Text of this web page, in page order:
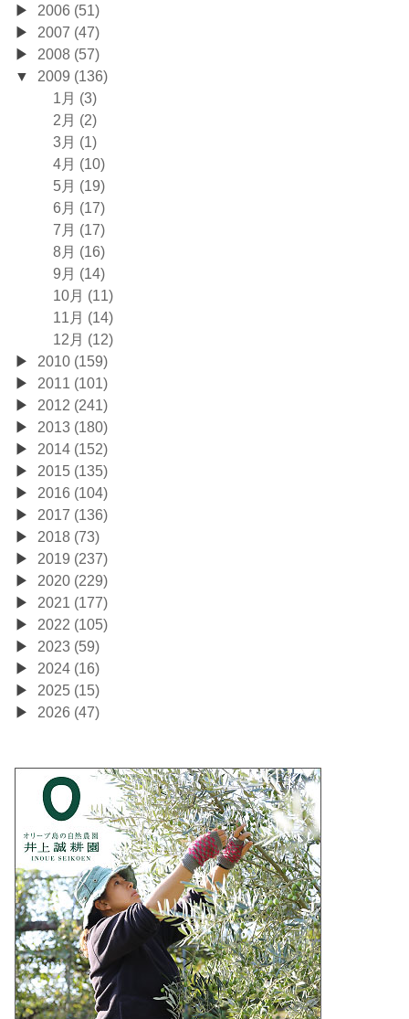
2006 (51)
2007 (47)
2008 (57)
2009 (136)
1月 (3)
2月 (2)
3月 (1)
4月 (10)
5月 (19)
6月 (17)
7月 (17)
8月 (16)
9月 (14)
10月 (11)
11月 (14)
12月 (12)
2010 (159)
2011 (101)
2012 (241)
2013 (180)
2014 (152)
2015 (135)
2016 (104)
2017 (136)
2018 (73)
2019 (237)
2020 (229)
2021 (177)
2022 (105)
2023 (59)
2024 (16)
2025 (15)
2026 (47)